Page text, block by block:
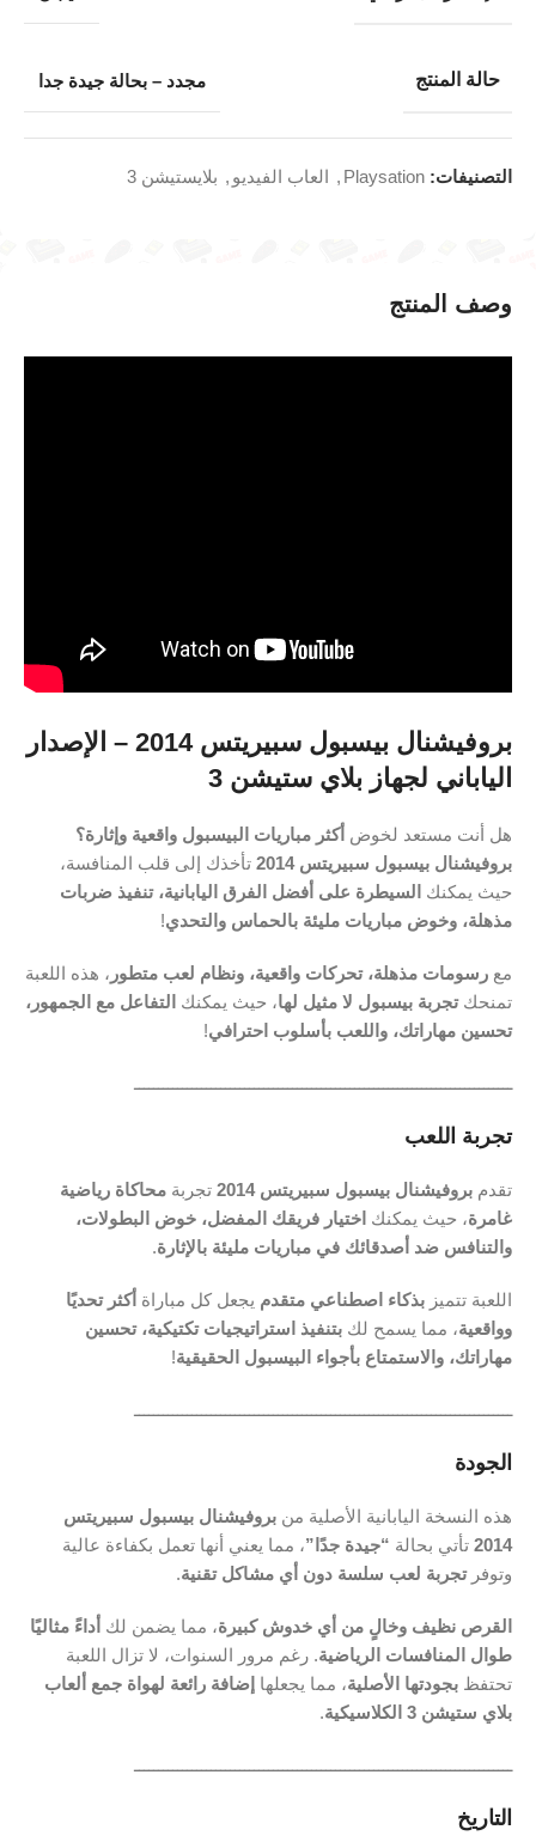
وصف المنتج
بروفيشنال بيسبول سبيريتس 2014 – الإصدار
الياباني لجهاز بلاي ستيشن 3
هل أنت مستعد لخوض أكثر مباريات البيسبول واقعية وإثارة؟
بروفيشنال بيسبول سبيريتس 2014
تأخذك إلى قلب المنافسة،
حيث يمكنك السيطرة على أفضل الفرق اليابانية، تنفيذ ضربات
مذهلة، وخوض مباريات مليئة بالحماس والتحدي!
مع رسومات مذهلة، تحركات واقعية، ونظام لعب متطور ، هذه اللعبة
تمنحكتجربة بيسبول لا مثيل لها، حيث يمكنك التفاعل مع الجمهور،
تحسين مهاراتك، واللعب بأسلوب احترافي!
ـــــــــــــــــــــــــــــــــــــــــــــــــــــــــــــــــــــــــــــــ
تجربة اللعب
تقدم بروفيشنال بيسبول سبيريتس 2014 تجربة محاكاة رياضية
غامرة، حيث يمكنك اختيار فريقك المفضل، خوض البطولات،
والتنافس ضد أصدقائك في مباريات مليئة بالإثارة.
اللعبة تتميز بذكاء اصطناعي متقدم يجعل كل مباراة أكثر تحديًا
وواقعية، مما يسمح لك بتنفيذ استراتيجيات تكتيكية، تحسين
مهاراتك، والاستمتاع بأجواء البيسبول الحقيقية!
ـــــــــــــــــــــــــــــــــــــــــــــــــــــــــــــــــــــــــــــــ
الجودة
هذه النسخة اليابانية الأصلية من بروفيشنال بيسبول سبيريتس
2014 تأتي بحالة “جيدة جدًا”، مما يعني أنها تعمل بكفاءة عالية
وتوفرتجربة لعب سلسة دون أي مشاكل تقنية.
القرص نظيف وخالٍ من أي خدوش كبيرة، مما يضمن لك أداءً مثاليًا
طوال المنافسات الرياضية. رغم مرور السنوات، لا تزال اللعبة
تحتفظ بجودتها الأصلية، مما يجعلها إضافة رائعة لهواة جمع ألعاب
بلاي ستيشن 3 الكلاسيكية
.
ـــــــــــــــــــــــــــــــــــــــــــــــــــــــــــــــــــــــــــــــ
التاريخ
حالة المنتج مجدد – بحالة جيدة جدا
التصنيفات: Playsation
, العاب الفيديو , بلايستيشن 3